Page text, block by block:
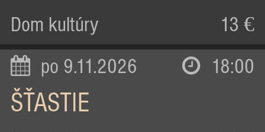
Dom kultúry 13 €
po 9.11.2026 18:00
ŠŤASTIE